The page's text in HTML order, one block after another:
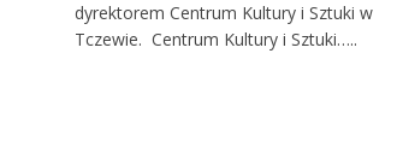
dyrektorem Centrum Kultury i Sztuki w
Tczewie. Centrum Kultury i Sztuki…..